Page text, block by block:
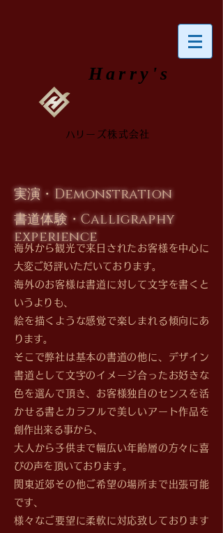
​Harry's
​ハリーズ株式会社
​実演・Demonstration
​書道体験・Calligraphy
experience
海外から観光で来日されたお客様を中心に
大変ご好評いただいております。
海外のお客様は書道に対して文字を書くと
いうよりも、
絵を描くような感覚で楽しまれる傾向にあ
ります。
そこで弊社は基本の書道の他に、デザイン
書道として文字のイメージ合ったお好きな
色を選んで頂き、お客様独自のセンスを活
かせる書とカラフルで美しいアート作品を
創作出来る事から、
大人から子供まで幅広い年齢層の方々に喜
びの声を頂いております。
関東近郊その他ご希望の場所まで出張可能
です、
様々なご要望に柔軟に対応致しております